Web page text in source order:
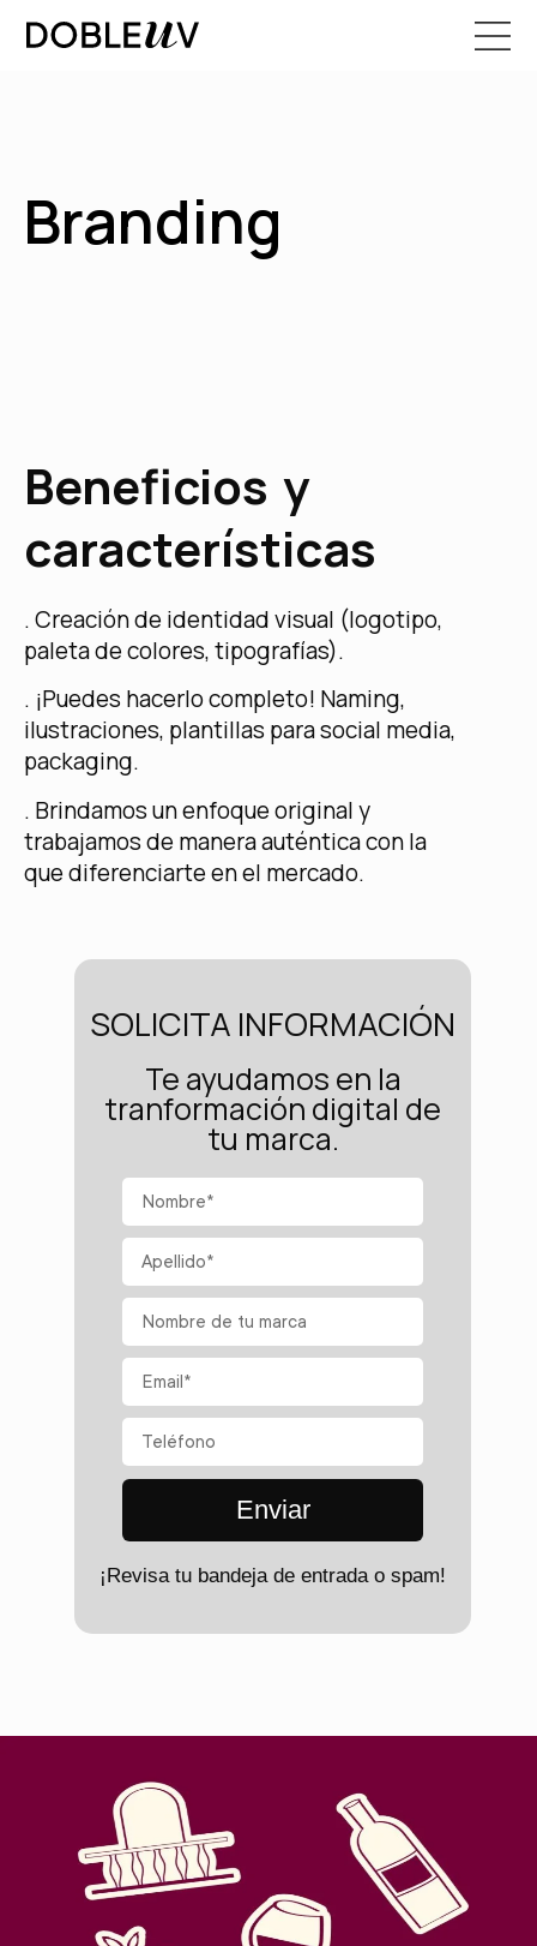
Branding
Beneficios y
características
. Creación de identidad visual (logotipo,
paleta de colores, tipografías).
. ¡Puedes hacerlo completo! Naming,
ilustraciones, plantillas para social media,
packaging.
. Brindamos un enfoque original y
trabajamos de manera auténtica con la
que diferenciarte en el mercado.
SOLICITA INFORMACIÓN
Te ayudamos en la
tranformación digital de
tu marca.
Enviar
¡Revisa tu bandeja de entrada o spam!